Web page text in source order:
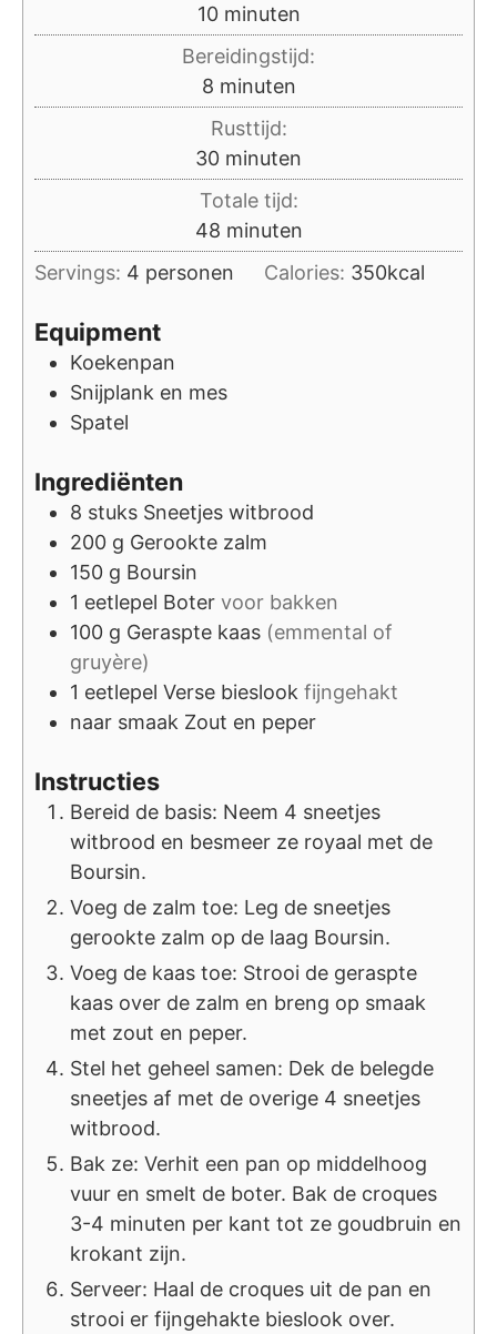
10minuten
minuten
Bereidingstijd:
8minuten
minuten
Rusttijd:
30minuten
minuten
Totale tijd:
48minuten
minuten
Servings: 4 personen Calories: 350kcal
Equipment
Koekenpan
Snijplank en mes
Spatel
Ingrediënten
8 stuks Sneetjes witbrood
200 g Gerookte zalm
150 g Boursin
1 eetlepel Boter voor bakken
100 g Geraspte kaas (emmental of
gruyère)
1 eetlepel Verse bieslook fijngehakt
naar smaak Zout en peper
Instructies
Bereid de basis: Neem 4 sneetjes
witbrood en besmeer ze royaal met de
Boursin.
Voeg de zalm toe: Leg de sneetjes
gerookte zalm op de laag Boursin.
Voeg de kaas toe: Strooi de geraspte
kaas over de zalm en breng op smaak
met zout en peper.
Stel het geheel samen: Dek de belegde
sneetjes af met de overige 4 sneetjes
witbrood.
Bak ze: Verhit een pan op middelhoog
vuur en smelt de boter. Bak de croques
3-4 minuten per kant tot ze goudbruin en
krokant zijn.
Serveer: Haal de croques uit de pan en
strooi er fijngehakte bieslook over.